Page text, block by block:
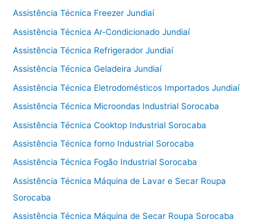
Assistência Técnica Freezer Jundiaí
Assistência Técnica Ar-Condicionado Jundiaí
Assistência Técnica Refrigerador Jundiaí
Assistência Técnica Geladeira Jundiaí
Assistência Técnica Eletrodomésticos Importados Jundiaí
Assistência Técnica Microondas Industrial Sorocaba
Assistência Técnica Cooktop Industrial Sorocaba
Assistência Técnica forno Industrial Sorocaba
Assistência Técnica Fogão Industrial Sorocaba
Assistência Técnica Máquina de Lavar e Secar Roupa
Sorocaba
Assistência Técnica Máquina de Secar Roupa Sorocaba